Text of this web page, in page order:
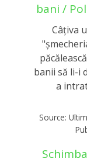
bani /
Câțiva
banii să li-i
a
Source: